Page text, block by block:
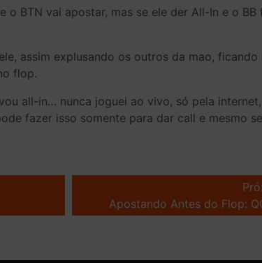
o BTN vai apostar, mas se ele der All-In e o
assim explusando os outros da mao,
flop.
all-in… nunca joguei ao vivo, só pela
fazer isso somente para dar call e mesmo
Apostando Antes do Flop: